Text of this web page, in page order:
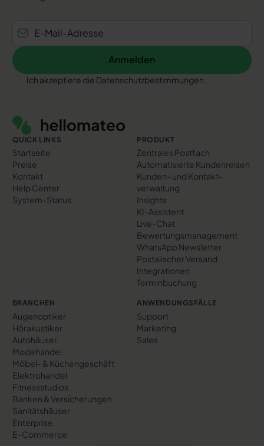
Anmelden
Anmelden
Ich akzeptiere die Datenschutzbestimmungen.
QUICK LINKS
Startseite
Preise
Kontakt
Help Center
System-Status
PRODUKT
Zentrales Postfach
Automatisierte Kundenreisen
Kunden- und Kontakt­
verwaltung
Insights
KI-Assistent
Live-Chat
Bewertungs­management
WhatsApp Newsletter
Postalischer Versand
Integrationen
Terminbuchung
BRANCHEN
Augenoptiker
Hörakustiker
Autohäuser
Modehandel
Möbel- & Küchengeschäft
Elektrohandel
Fitnessstudios
Banken & Versicherungen
Sanitätshäuser
Enterprise
E-Commerce
ANWENDUNGSFÄLLE
Support
Marketing
Sales